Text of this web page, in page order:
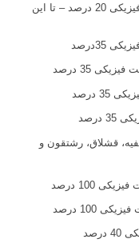
احداث خانه بهداشت آراسنج – پیشرفت فیزیکی 20 درصد – تا این
35 درصد
درصد
پزشک (شریفیه، قشلاق، رشتقون و
100 درصد
درصد